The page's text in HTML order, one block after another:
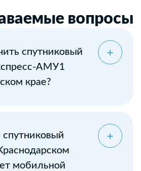
вопросы
спутниковый
АМУ1
крае?
спутниковый
мобильной